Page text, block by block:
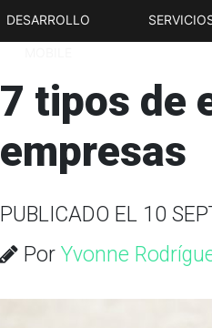
DESARROLLO
7 tipos de
empresas
PUBLICADO EL 10
Por Yvonne